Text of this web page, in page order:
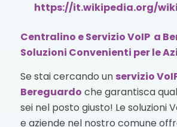
https://it.wikipedia.org/
Centralino e Servizio VoIP a
Soluzioni Convenienti per le
Se stai cercando un servizio
Bereguardo che garantisca
sei nel posto giusto! Le soluzioni
e aziende nel nostro comune